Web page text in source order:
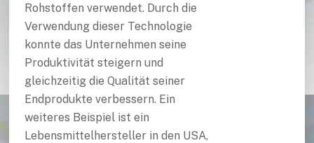
Rohstoffen verwendet. Durch die
Verwendung dieser Technologie
konnte das Unternehmen seine
Produktivität steigern und
gleichzeitig die Qualität seiner
Endprodukte verbessern. Ein
weiteres Beispiel ist ein
Lebensmittelhersteller in den USA,